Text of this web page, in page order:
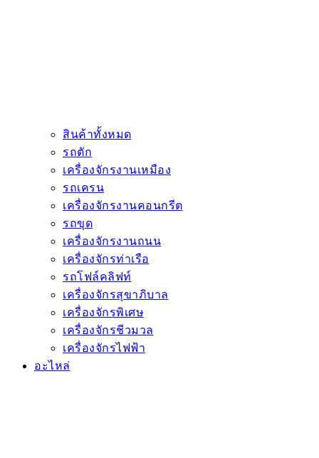
สินค้าทั้งหมด
รถตัก
เครื่องจักรงานเหมือง
รถเครน
เครื่องจักรงานคอนกรีต
รถขุด
เครื่องจักรงานถนน
เครื่องจักรท่าเรือ
รถโฟล์คลิฟท์
เครื่องจักรสุขาภิบาล
เครื่องจักรพิเศษ
เครื่องจักรชีวมวล
เครื่องจักรไฟฟ้า
อะไหล่